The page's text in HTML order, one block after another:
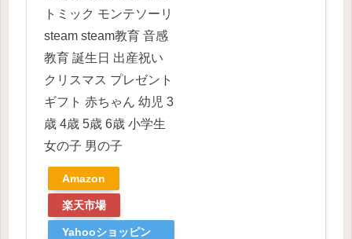
トミック モンテソーリ
steam steam教育 音感
教育 誕生日 出産祝い
クリスマス プレゼント
ギフト 赤ちゃん 幼児 3
歳 4歳 5歳 6歳 小学生
女の子 男の子
Amazon
楽天市場
Yahooショッピン